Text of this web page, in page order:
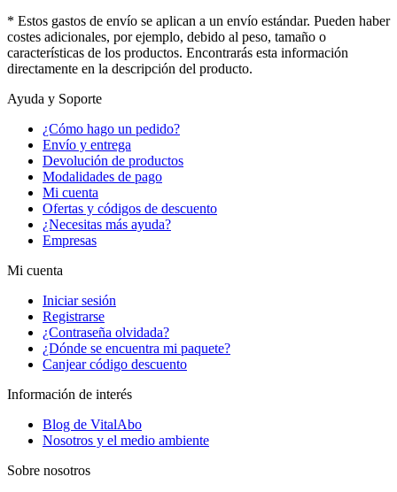
* Estos gastos de envío se aplican a un envío estándar. Pueden haber
costes adicionales, por ejemplo, debido al peso, tamaño o
características de los productos. Encontrarás esta información
directamente en la descripción del producto.
Ayuda y Soporte
¿Cómo hago un pedido?
Envío y entrega
Devolución de productos
Modalidades de pago
Mi cuenta
Ofertas y códigos de descuento
¿Necesitas más ayuda?
Empresas
Mi cuenta
Iniciar sesión
Registrarse
¿Contraseña olvidada?
¿Dónde se encuentra mi paquete?
Canjear código descuento
Información de interés
Blog de VitalAbo
Nosotros y el medio ambiente
Sobre nosotros